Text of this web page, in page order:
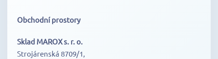
Obchodní prostory
Sklad MAROX s. r. o.
Strojárenská 8709/1,